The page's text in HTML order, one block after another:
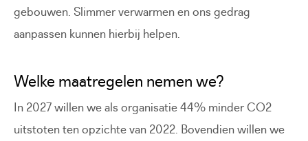
gebouwen. Slimmer verwarmen en ons gedrag
aanpassen kunnen hierbij helpen.
Welke maatregelen nemen we?
In 2027 willen we als organisatie 44% minder CO2
uitstoten ten opzichte van 2022. Bovendien willen we